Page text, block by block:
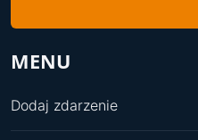
MENU
Dodaj zdarzenie